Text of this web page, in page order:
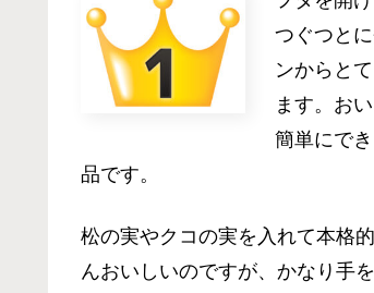
つぐつと
ンからと
ます。お
簡単にで
品です。
松の実やクコの実を入れて本格
んおいしいのですが、かなり手